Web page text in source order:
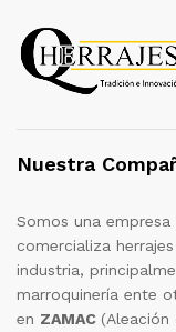
Nuestra
Somos una
comercializa
industria,
marroquinería ente
en ZAMAC (Aleación